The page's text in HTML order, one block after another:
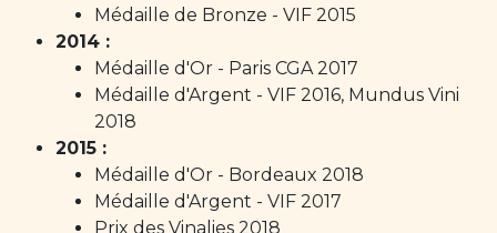
Médaille de Bronze - VIF 2015
2014 :
Médaille d'Or - Paris CGA 2017
Médaille d'Argent - VIF 2016, Mundus Vini
2018
2015 :
Médaille d'Or - Bordeaux 2018
Médaille d'Argent - VIF 2017
Prix des Vinalies 2018